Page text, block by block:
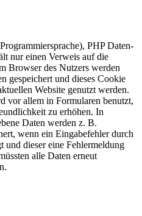
PHP Daten-
nur einen Verweis auf die
Browser des Nutzers werden
gespeichert und dieses Cookie
Website genutzt werden.
vor allem in Formularen benutzt,
zu erhöhen. In
Daten werden z. B.
wenn ein Eingabefehler durch
und dieser eine Fehlermeldung
alle Daten erneut